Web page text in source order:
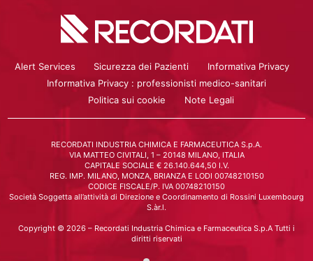
Alert Services Sicurezza dei Pazienti
Informativa Privacy
Informativa Privacy : professionisti medico-sanitari
Politica sui cookie
Note Legali
RECORDATI INDUSTRIA CHIMICA E FARMACEUTICA S.p.A.
VIA MATTEO CIVITALI, 1 – 20148 MILANO, ITALIA
CAPITALE SOCIALE € 26.140.644,50 I.V.
REG. IMP. MILANO, MONZA, BRIANZA E LODI 00748210150
CODICE FISCALE/P. IVA 00748210150
Società Soggetta all’attività di Direzione e Coordinamento di Rossini Luxembourg
S.àr.l.
Copyright © 2026 – Recordati Industria Chimica e Farmaceutica S.p.A Tutti i
diritti riservati